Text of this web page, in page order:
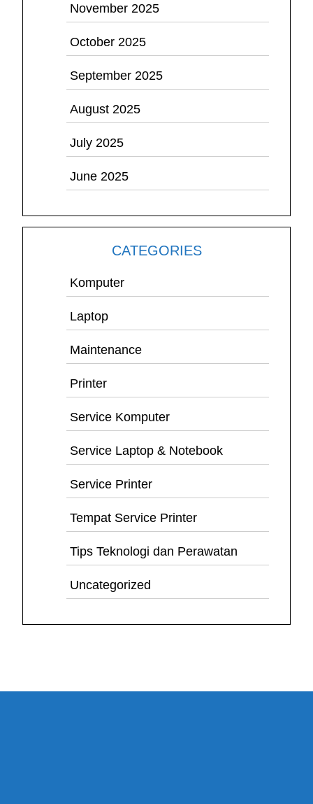
November 2025
October 2025
September 2025
August 2025
July 2025
June 2025
CATEGORIES
Komputer
Laptop
Maintenance
Printer
Service Komputer
Service Laptop & Notebook
Service Printer
Tempat Service Printer
Tips Teknologi dan Perawatan
Uncategorized